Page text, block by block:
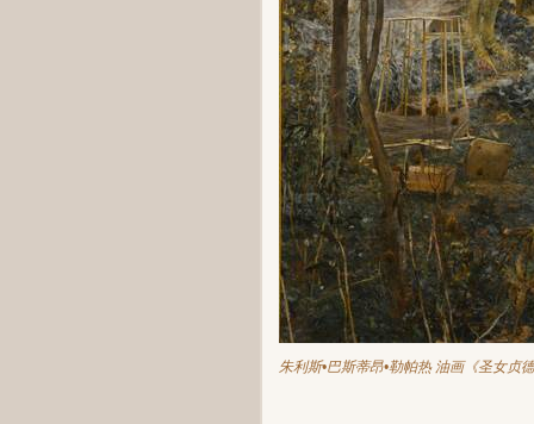
朱利斯•巴斯蒂昂•勒帕热 油画《圣女贞